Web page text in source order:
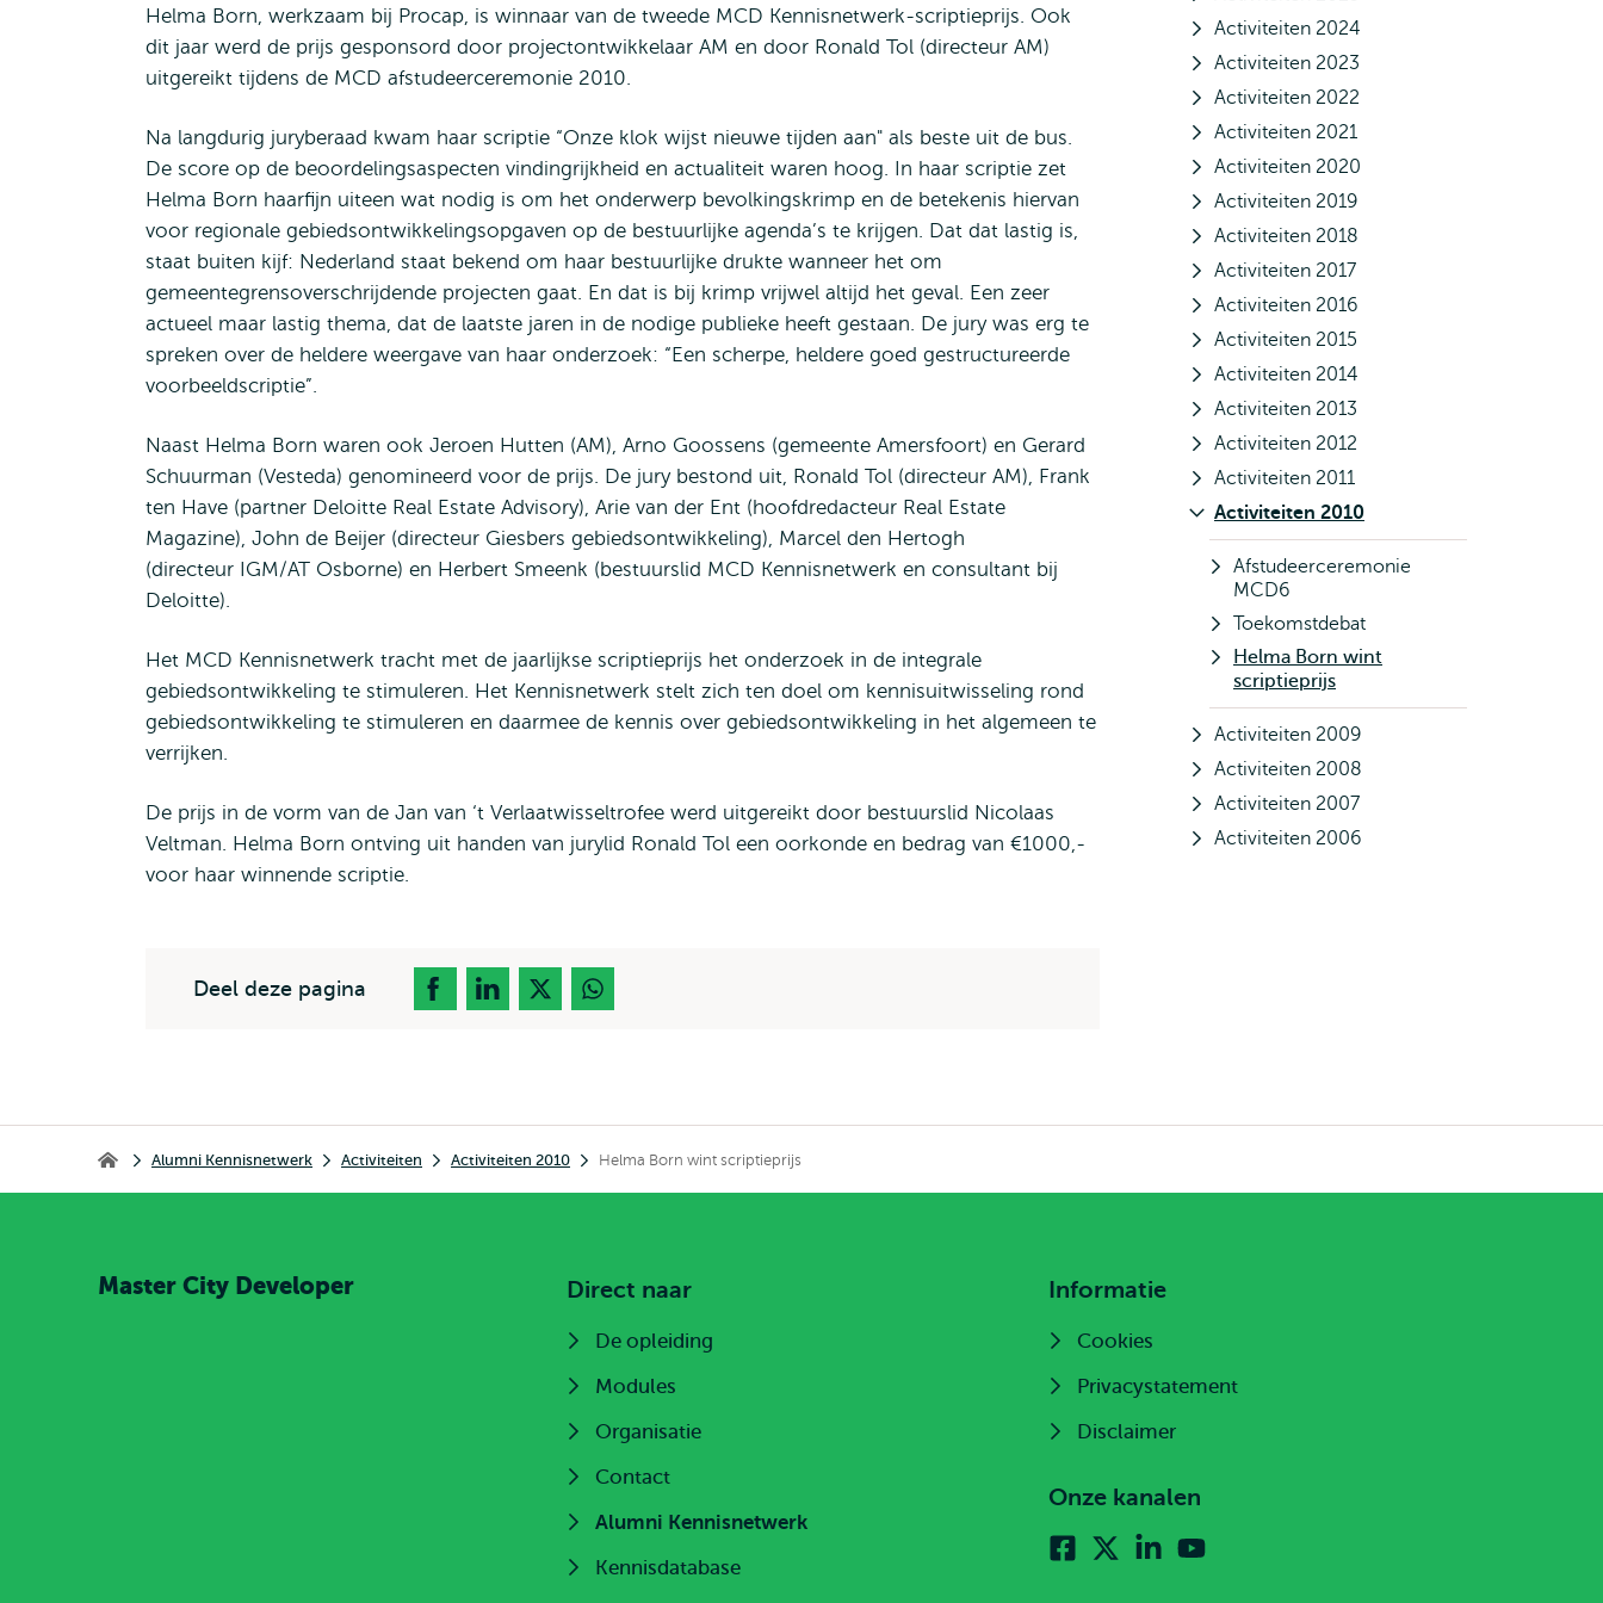
Helma Born, werkzaam bij Procap, is winnaar van de tweede MCD Kennisnetwerk-scriptieprijs. Ook
dit jaar werd de prijs gesponsord door projectontwikkelaar AM en door Ronald Tol (directeur AM)
uitgereikt tijdens de MCD afstudeerceremonie 2010.
Na langdurig juryberaad kwam haar scriptie “Onze klok wijst nieuwe tijden aan" als beste uit de bus.
De score op de beoordelingsaspecten vindingrijkheid en actualiteit waren hoog. In haar scriptie zet
Helma Born haarfijn uiteen wat nodig is om het onderwerp bevolkingskrimp en de betekenis hiervan
voor regionale gebiedsontwikkelingsopgaven op de bestuurlijke agenda’s te krijgen. Dat dat lastig is,
staat buiten kijf: Nederland staat bekend om haar bestuurlijke drukte wanneer het om
gemeentegrensoverschrijdende projecten gaat. En dat is bij krimp vrijwel altijd het geval. Een zeer
actueel maar lastig thema, dat de laatste jaren in de nodige publieke heeft gestaan. De jury was erg te
spreken over de heldere weergave van haar onderzoek: “Een scherpe, heldere goed gestructureerde
voorbeeldscriptie”.
Naast Helma Born waren ook Jeroen Hutten (AM), Arno Goossens (gemeente Amersfoort) en Gerard
Schuurman (Vesteda) genomineerd voor de prijs. De jury bestond uit, Ronald Tol (directeur AM), Frank
ten Have (partner Deloitte Real Estate Advisory), Arie van der Ent (hoofdredacteur Real Estate
Magazine), John de Beijer (directeur Giesbers gebiedsontwikkeling), Marcel den Hertogh
(directeur IGM/AT Osborne) en Herbert Smeenk (bestuurslid MCD Kennisnetwerk en consultant bij
Deloitte).
Het MCD Kennisnetwerk tracht met de jaarlijkse scriptieprijs het onderzoek in de integrale
gebiedsontwikkeling te stimuleren. Het Kennisnetwerk stelt zich ten doel om kennisuitwisseling rond
gebiedsontwikkeling te stimuleren en daarmee de kennis over gebiedsontwikkeling in het algemeen te
verrijken.
De prijs in de vorm van de Jan van ‘t Verlaatwisseltrofee werd uitgereikt door bestuurslid Nicolaas
Veltman. Helma Born ontving uit handen van jurylid Ronald Tol een oorkonde en bedrag van €1000,-
voor haar winnende scriptie.
Deel deze pagina
Activiteiten 2024
Activiteiten 2023
Activiteiten 2022
Activiteiten 2021
Activiteiten 2020
Activiteiten 2019
Activiteiten 2018
Activiteiten 2017
Activiteiten 2016
Activiteiten 2015
Activiteiten 2014
Activiteiten 2013
Activiteiten 2012
Activiteiten 2011
Activiteiten 2010
Afstudeerceremonie
MCD6
Toekomstdebat
Helma Born wint
scriptieprijs
Activiteiten 2009
Activiteiten 2008
Activiteiten 2007
Activiteiten 2006
Home Alumni Kennisnetwerk Activiteiten Activiteiten 2010 Helma Born wint scriptieprijs
Master City Developer Direct naar
De opleiding
Modules
Organisatie
Contact
Alumni Kennisnetwerk
Kennisdatabase
Informatie
Cookies
Privacystatement
Disclaimer
Onze kanalen
Facebook LinkedinYoutube